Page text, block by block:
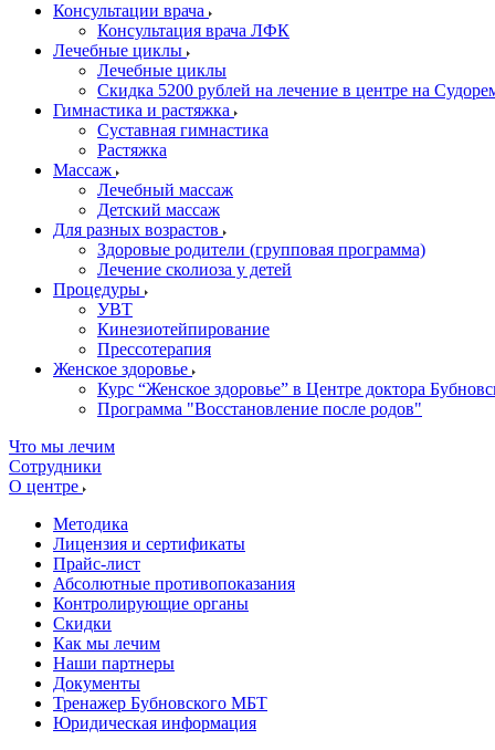
Консультации врача
Консультация врача ЛФК
Лечебные циклы
Лечебные циклы
Скидка 5200 рублей на лечение в центре на
Гимнастика и растяжка
Суставная гимнастика
Растяжка
Массаж
Лечебный массаж
Детский массаж
Для разных возрастов
Здоровые родители (групповая программа)
Лечение сколиоза у детей
Процедуры
УВТ
Кинезиотейпирование
Прессотерапия
Женское здоровье
Курс “Женское здоровье” в Центре доктора
Программа "Восстановление после родов"
Что мы лечим
Сотрудники
О центре
Методика
Лицензия и сертификаты
Прайс-лист
Абсолютные противопоказания
Контролирующие органы
Скидки
Как мы лечим
Наши партнеры
Документы
Тренажер Бубновского МБТ
Юридическая информация